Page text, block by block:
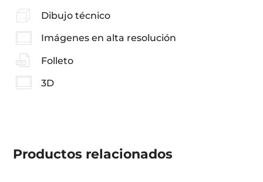
Dibujo técnico
Imágenes en alta resolución
Folleto
3D
Productos relacionados